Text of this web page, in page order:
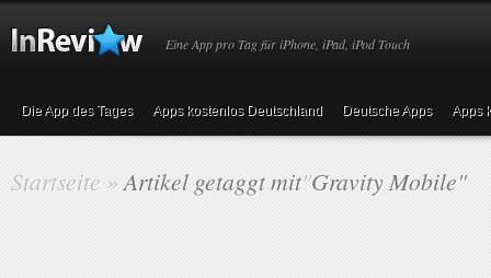
Eine App pro Tag für iPhone, iPad, iPod Touch
Die App des Tages Apps kostenlos Deutschland Deutsche Apps Apps
Startseite »Artikel getaggt mit"Gravity Mobile"